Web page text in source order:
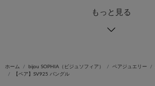
もっと見る
ホーム bijou SOPHIA（ビジュソフィア） ペアジュエリー
【ペア】SV925 バングル